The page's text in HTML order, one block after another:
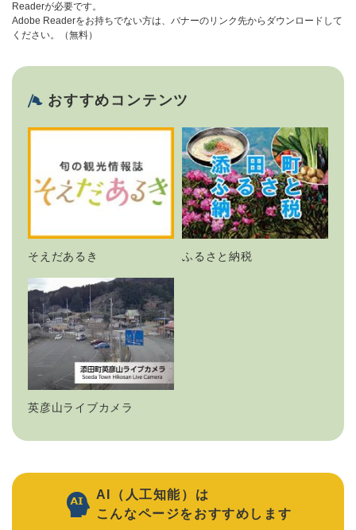
Readerが必要です。
Adobe Readerをお持ちでない方は、バナーのリンク先からダウンロードして
ください。（無料）
おすすめコンテンツ
そえだあるき ふるさと納税
英彦山ライブカメラ
AI（人工知能）は
こんなページをおすすめします